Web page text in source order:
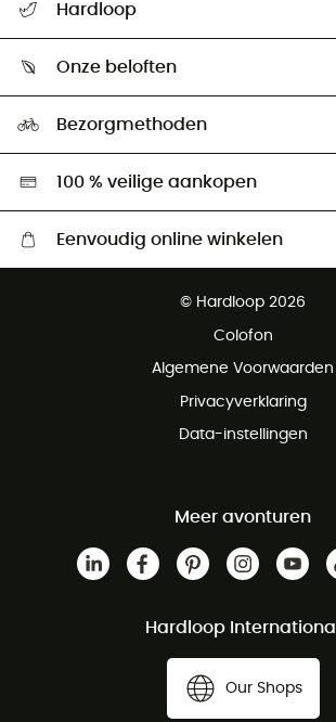
Mijn zending volgen
Retourzendingen & Terugbetalingen
Hardloop
Ambassadeurs
Onze beloften
Hardgreen
Bezorgmethoden
100 % veilige aankopen
Eenvoudig online winkelen
Gratis retourneren binnen 100 dagen
© Hardloop 2026
Colofon
Algemene Voorwaarden
Privacyverklaring
Data-instellingen
Meer avonturen
Hardloop International
Our Shops